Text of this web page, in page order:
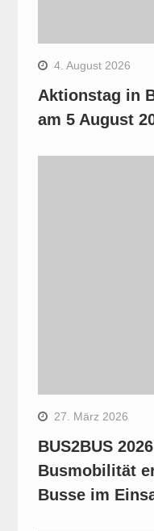
4. August 2026
Aktionstag in
am 5 August
27. März 2026
BUS2BUS
Busmobilität
Busse im